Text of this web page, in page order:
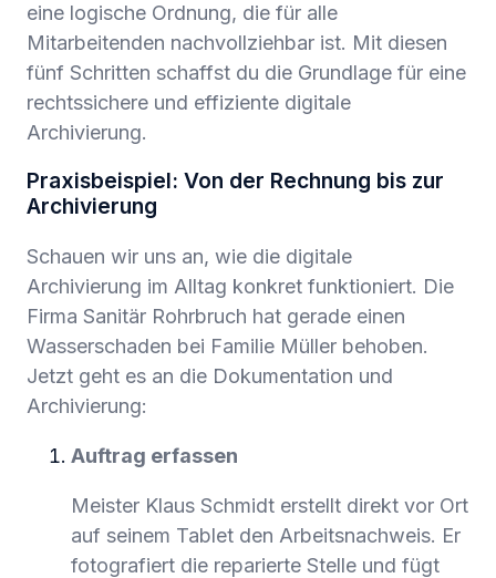
eine logische Ordnung, die für alle
Mitarbeitenden nachvollziehbar ist. Mit diesen
fünf Schritten schaffst du die Grundlage für eine
rechtssichere und effiziente digitale
Archivierung.
Praxisbeispiel: Von der Rechnung bis zur
Archivierung
Schauen wir uns an, wie die digitale
Archivierung im Alltag konkret funktioniert. Die
Firma Sanitär Rohrbruch hat gerade einen
Wasserschaden bei Familie Müller behoben.
Jetzt geht es an die Dokumentation und
Archivierung:
Auftrag erfassen
Meister Klaus Schmidt erstellt direkt vor Ort
auf seinem Tablet den Arbeitsnachweis. Er
fotografiert die reparierte Stelle und fügt